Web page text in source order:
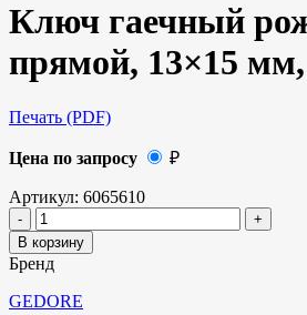
Ключ гаечный
прямой, 13×15
Печать (PDF)
Цена по запросу ₽
Артикул: 6065610
В корзину
Бренд
GEDORE